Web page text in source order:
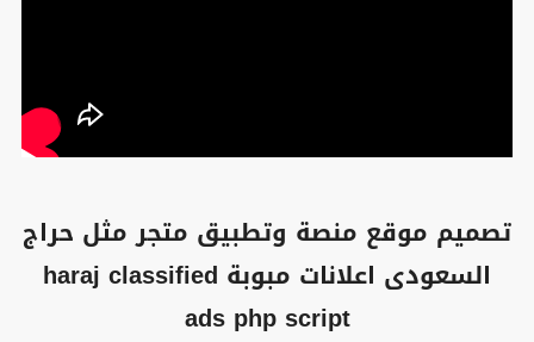
تصميم موقع منصة وتطبيق متجر مثل حراج
السعودى اعلانات مبوبة haraj classified
ads php script